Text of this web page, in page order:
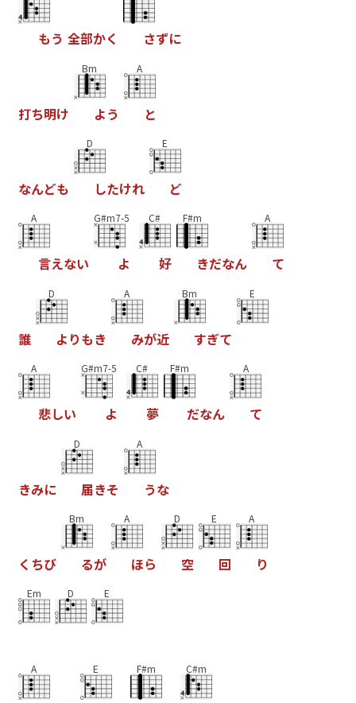
もう 全部かく さずに
打ち明け
Bm
よう
A
と
なんども
D
したけれ
E
ど
A
言えない
G#m7-5
よ
C#
好
F#m
きだなん
A
て
誰
D
よ りもき
A
みが近
Bm
すぎて
E
A
悲しい
G#m7-5
よ
C#
夢
F#m
だなん
A
て
きみに
D
届きそ
A
うな
く ちび
Bm
るが
A
ほら
D
空
E
回
A
り
Em D E
A E F#m C#m